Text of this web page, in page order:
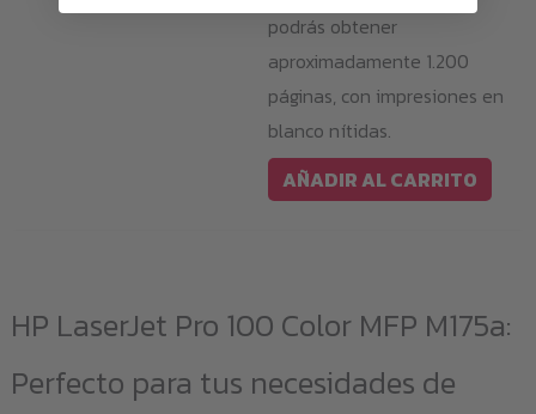
podrás obtener
aproximadamente 1.200
páginas, con impresiones en
blanco nítidas.
AÑADIR AL CARRITO
HP LaserJet Pro 100 Color MFP M175a:
Perfecto para tus necesidades de